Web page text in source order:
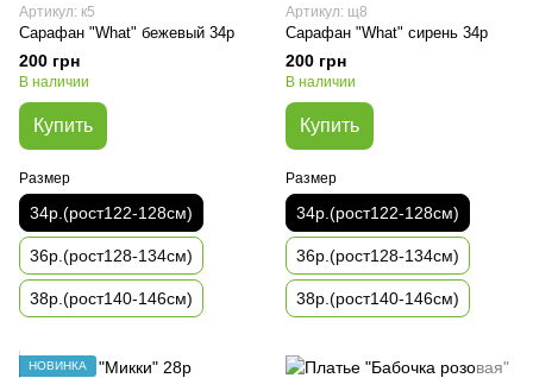
Артикул: к5
Сарафан "What" бежевый 34р
200 грн
В наличии
Купить
Размер
34р.(рост122-128см)
36р.(рост128-134см)
38р.(рост140-146см)
Артикул: щ8
Сарафан "What" сирень 34р
200 грн
В наличии
Купить
Размер
34р.(рост122-128см)
36р.(рост128-134см)
38р.(рост140-146см)
НОВИНКА